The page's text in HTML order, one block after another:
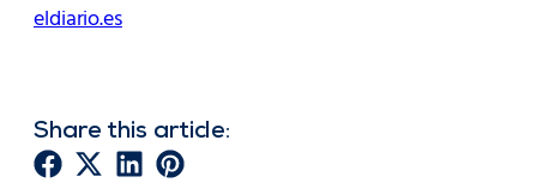
eldiario.es
Share this article: